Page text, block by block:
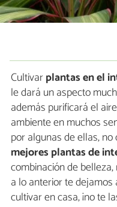
Cultivarplantas en el
le dará un aspecto
además purificará el
ambiente en muchos
por algunas de ellas,
mejores plantas de
combinación de
a lo anterior te
cultivar en casa, ¡no te